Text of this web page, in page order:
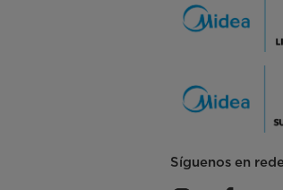
Síguenos en